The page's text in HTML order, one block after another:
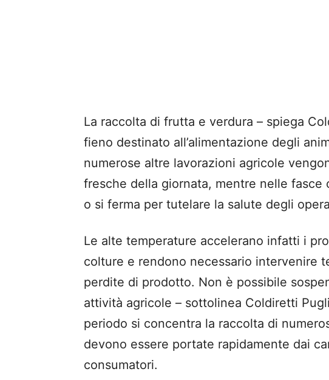
La raccolta di frutta e verdura – spiega
fieno destinato all’alimentazione degli
numerose altre lavorazioni agricole
fresche della giornata, mentre nelle fasce
o si ferma per tutelare la salute degli
Le alte temperature accelerano infatti i
colture e rendono necessario intervenire
perdite di prodotto. Non è possibile
attività agricole – sottolinea Coldiretti
periodo si concentra la raccolta di
devono essere portate rapidamente dai
consumatori.